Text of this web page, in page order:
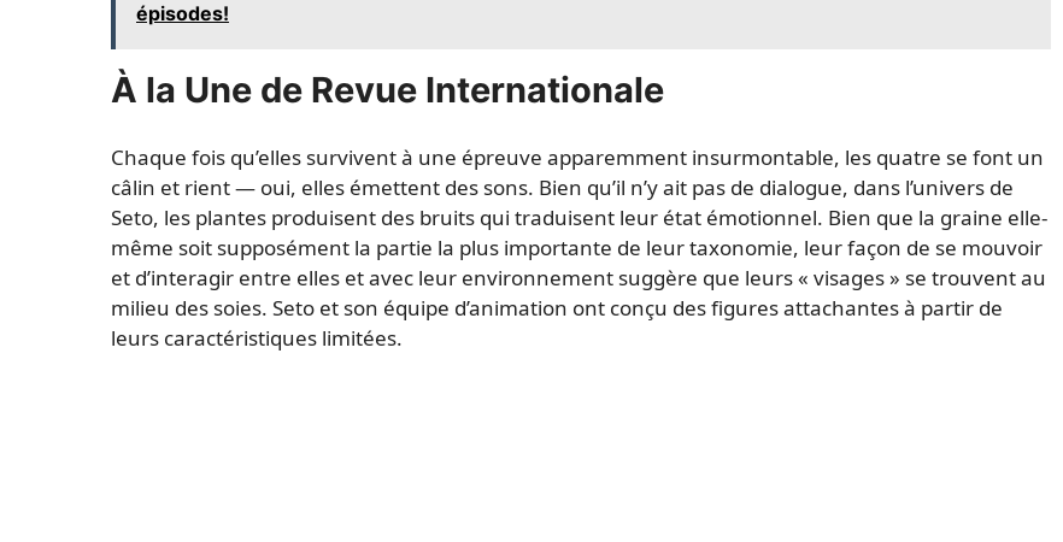
épisodes!
À la Une de Revue Internationale
Chaque fois qu’elles survivent à une épreuve apparemment insurmontable, les quatre se font un
câlin et rient — oui, elles émettent des sons. Bien qu’il n’y ait pas de dialogue, dans l’univers de
Seto, les plantes produisent des bruits qui traduisent leur état émotionnel. Bien que la graine elle-
même soit supposément la partie la plus importante de leur taxonomie, leur façon de se mouvoir
et d’interagir entre elles et avec leur environnement suggère que leurs « visages » se trouvent au
milieu des soies. Seto et son équipe d’animation ont conçu des figures attachantes à partir de
leurs caractéristiques limitées.